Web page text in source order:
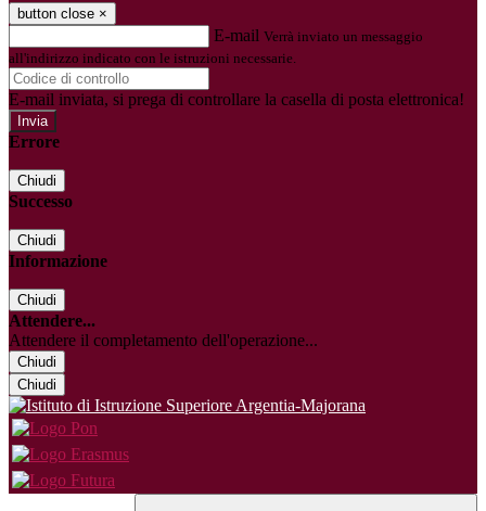
button close ×
E-mail Verrà inviato un messaggio
all'indirizzo indicato con le istruzioni necessarie.
E-mail inviata, si prega di controllare la casella di posta elettronica!
Errore
Chiudi
Successo
Chiudi
Informazione
Chiudi
Attendere...
Attendere il completamento dell'operazione...
Chiudi
Chiudi